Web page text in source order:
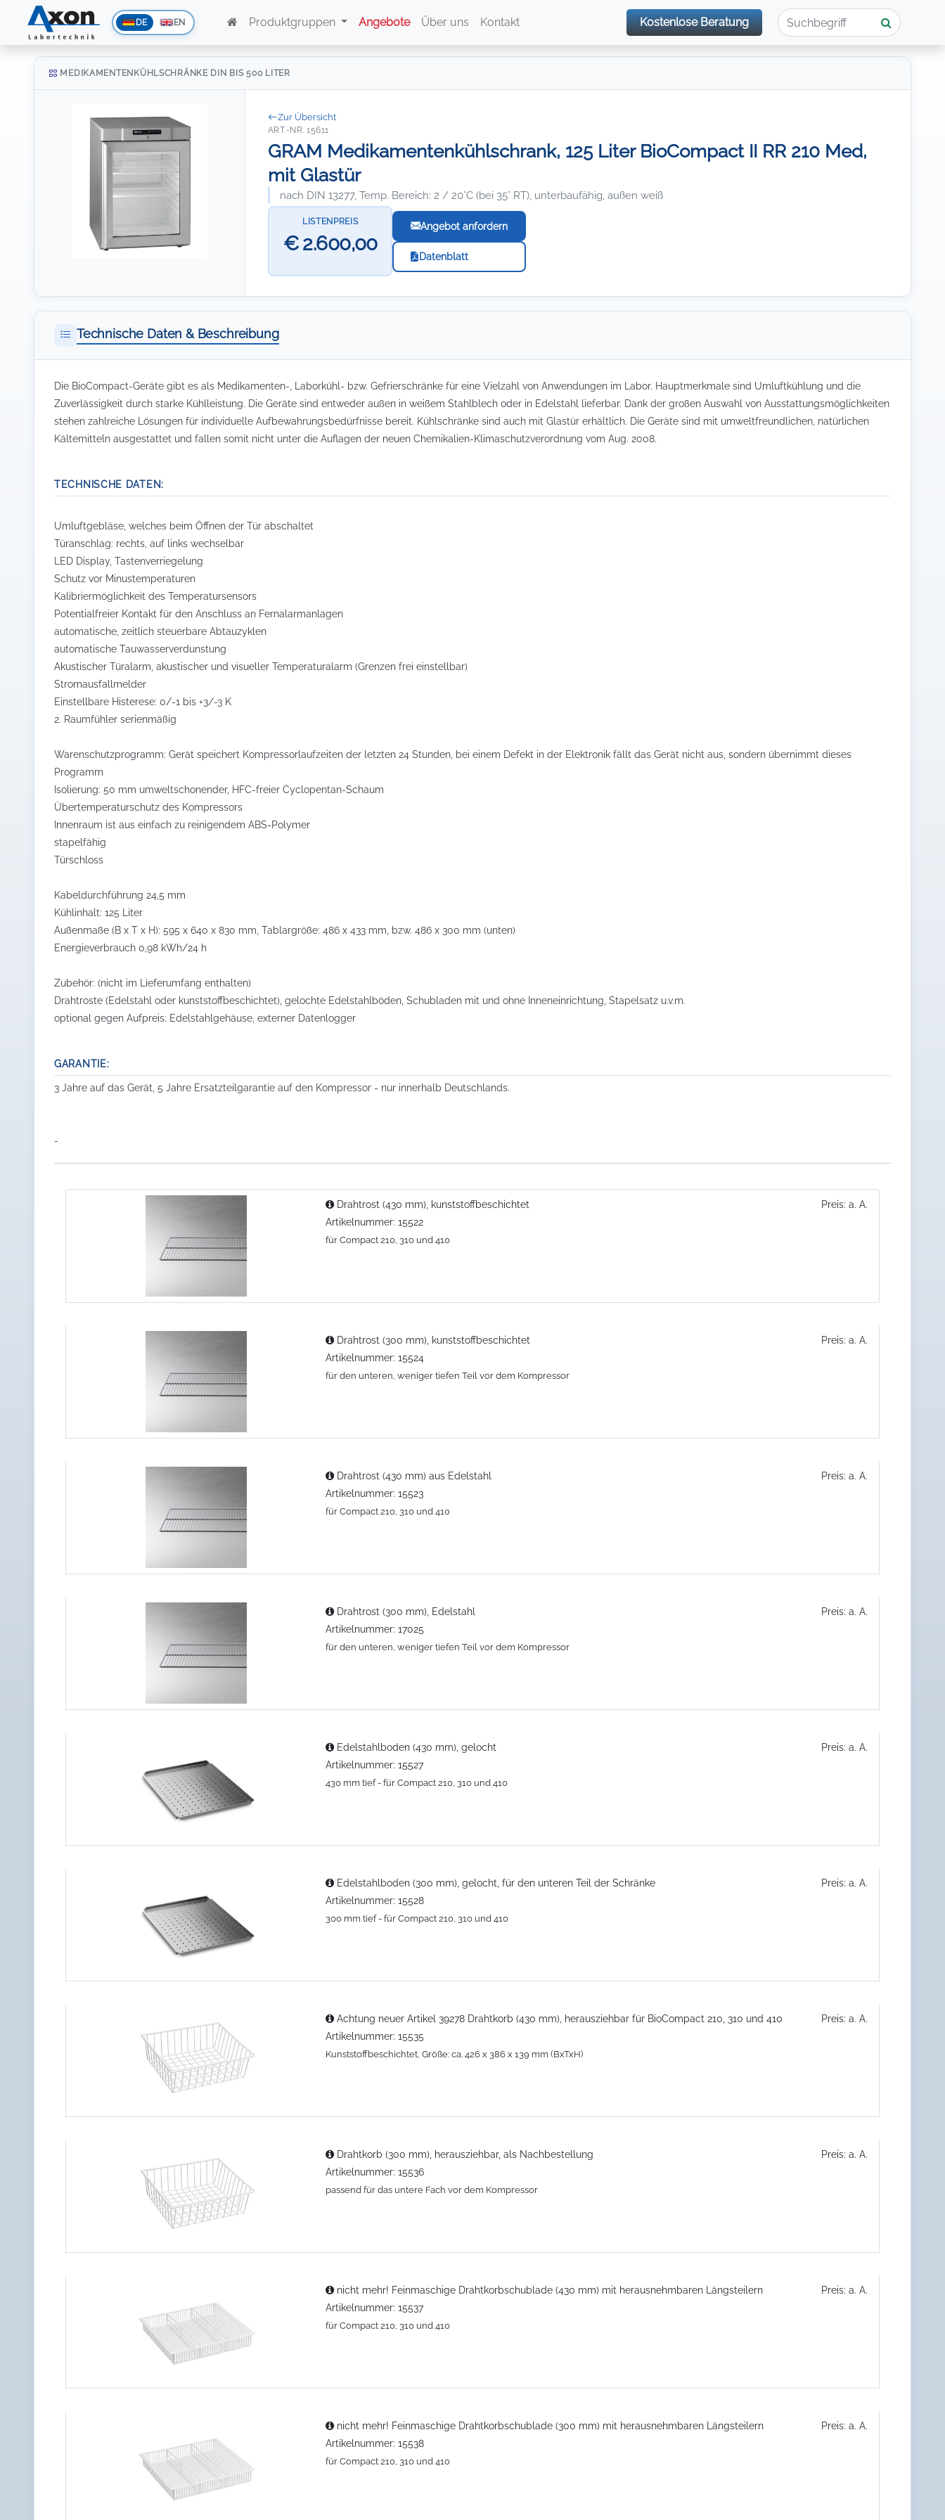
DE EN Produktgruppen Angebote Über uns Kontakt Kostenlose Beratung
MEDIKAMENTENKÜHLSCHRÄNKE DIN BIS 500 LITER
Zur Übersicht
ART.-NR. 15611
GRAM Medikamentenkühlschrank, 125 Liter BioCompact II RR 210 Med,
mit Glastür
nach DIN 13277, Temp. Bereich: 2 / 20°C (bei 35° RT), unterbaufähig, außen weiß
LISTENPREIS
€ 2.600,00
Angebot anfordern
Datenblatt
Technische Daten & Beschreibung
Die BioCompact-Geräte gibt es als Medikamenten-, Laborkühl- bzw. Gefrierschränke für eine Vielzahl von Anwendungen im Labor. Hauptmerkmale sind Umluftkühlung und die
Zuverlässigkeit durch starke Kühlleistung. Die Geräte sind entweder außen in weißem Stahlblech oder in Edelstahl lieferbar. Dank der großen Auswahl von Ausstattungsmöglichkeiten
stehen zahlreiche Lösungen für individuelle Aufbewahrungsbedürfnisse bereit. Kühlschränke sind auch mit Glastür erhältlich. Die Geräte sind mit umweltfreundlichen, natürlichen
Kältemitteln ausgestattet und fallen somit nicht unter die Auflagen der neuen Chemikalien-Klimaschutzverordnung vom Aug. 2008.
TECHNISCHE DATEN:
Umluftgebläse, welches beim Öffnen der Tür abschaltet
Türanschlag: rechts, auf links wechselbar
LED Display, Tastenverriegelung
Schutz vor Minustemperaturen
Kalibriermöglichkeit des Temperatursensors
Potentialfreier Kontakt für den Anschluss an Fernalarmanlagen
automatische, zeitlich steuerbare Abtauzyklen
automatische Tauwasserverdunstung
Akustischer Türalarm, akustischer und visueller Temperaturalarm (Grenzen frei einstellbar)
Stromausfallmelder
Einstellbare Histerese: 0/-1 bis +3/-3 K
2. Raumfühler serienmäßig
Warenschutzprogramm: Gerät speichert Kompressorlaufzeiten der letzten 24 Stunden, bei einem Defekt in der Elektronik fällt das Gerät nicht aus, sondern übernimmt dieses
Programm
Isolierung: 50 mm umweltschonender, HFC-freier Cyclopentan-Schaum
Übertemperaturschutz des Kompressors
Innenraum ist aus einfach zu reinigendem ABS-Polymer
stapelfähig
Türschloss
Kabeldurchführung 24,5 mm
Kühlinhalt: 125 Liter
Außenmaße (B x T x H): 595 x 640 x 830 mm, Tablargröße: 486 x 433 mm, bzw. 486 x 300 mm (unten)
Energieverbrauch 0,98 kWh/24 h
Zubehör: (nicht im Lieferumfang enthalten)
Drahtroste (Edelstahl oder kunststoffbeschichtet), gelochte Edelstahlböden, Schubladen mit und ohne Inneneinrichtung, Stapelsatz u.v.m.
optional gegen Aufpreis: Edelstahlgehäuse, externer Datenlogger
GARANTIE:
3 Jahre auf das Gerät, 5 Jahre Ersatzteilgarantie auf den Kompressor - nur innerhalb Deutschlands.
-
Drahtrost (430 mm), kunststoffbeschichtet
Artikelnummer: 15522
für Compact 210, 310 und 410
Preis: a. A.
Drahtrost (300 mm), kunststoffbeschichtet
Artikelnummer: 15524
für den unteren, weniger tiefen Teil vor dem Kompressor
Preis: a. A.
Drahtrost (430 mm) aus Edelstahl
Artikelnummer: 15523
für Compact 210, 310 und 410
Preis: a. A.
Drahtrost (300 mm), Edelstahl
Artikelnummer: 17025
für den unteren, weniger tiefen Teil vor dem Kompressor
Preis: a. A.
Edelstahlboden (430 mm), gelocht
Artikelnummer: 15527
430 mm tief - für Compact 210, 310 und 410
Preis: a. A.
Edelstahlboden (300 mm), gelocht, für den unteren Teil der Schränke
Artikelnummer: 15528
300 mm tief - für Compact 210, 310 und 410
Preis: a. A.
Achtung neuer Artikel 39278 Drahtkorb (430 mm), herausziehbar für BioCompact 210, 310 und 410
Artikelnummer: 15535
Kunststoffbeschichtet, Größe: ca. 426 x 386 x 139 mm (BxTxH)
Preis: a. A.
Drahtkorb (300 mm), herausziehbar, als Nachbestellung
Artikelnummer: 15536
passend für das untere Fach vor dem Kompressor
Preis: a. A.
nicht mehr! Feinmaschige Drahtkorbschublade (430 mm) mit herausnehmbaren Längsteilern
Artikelnummer: 15537
für Compact 210, 310 und 410
Preis: a. A.
nicht mehr! Feinmaschige Drahtkorbschublade (300 mm) mit herausnehmbaren Längsteilern
Artikelnummer: 15538
für Compact 210, 310 und 410
Preis: a. A.